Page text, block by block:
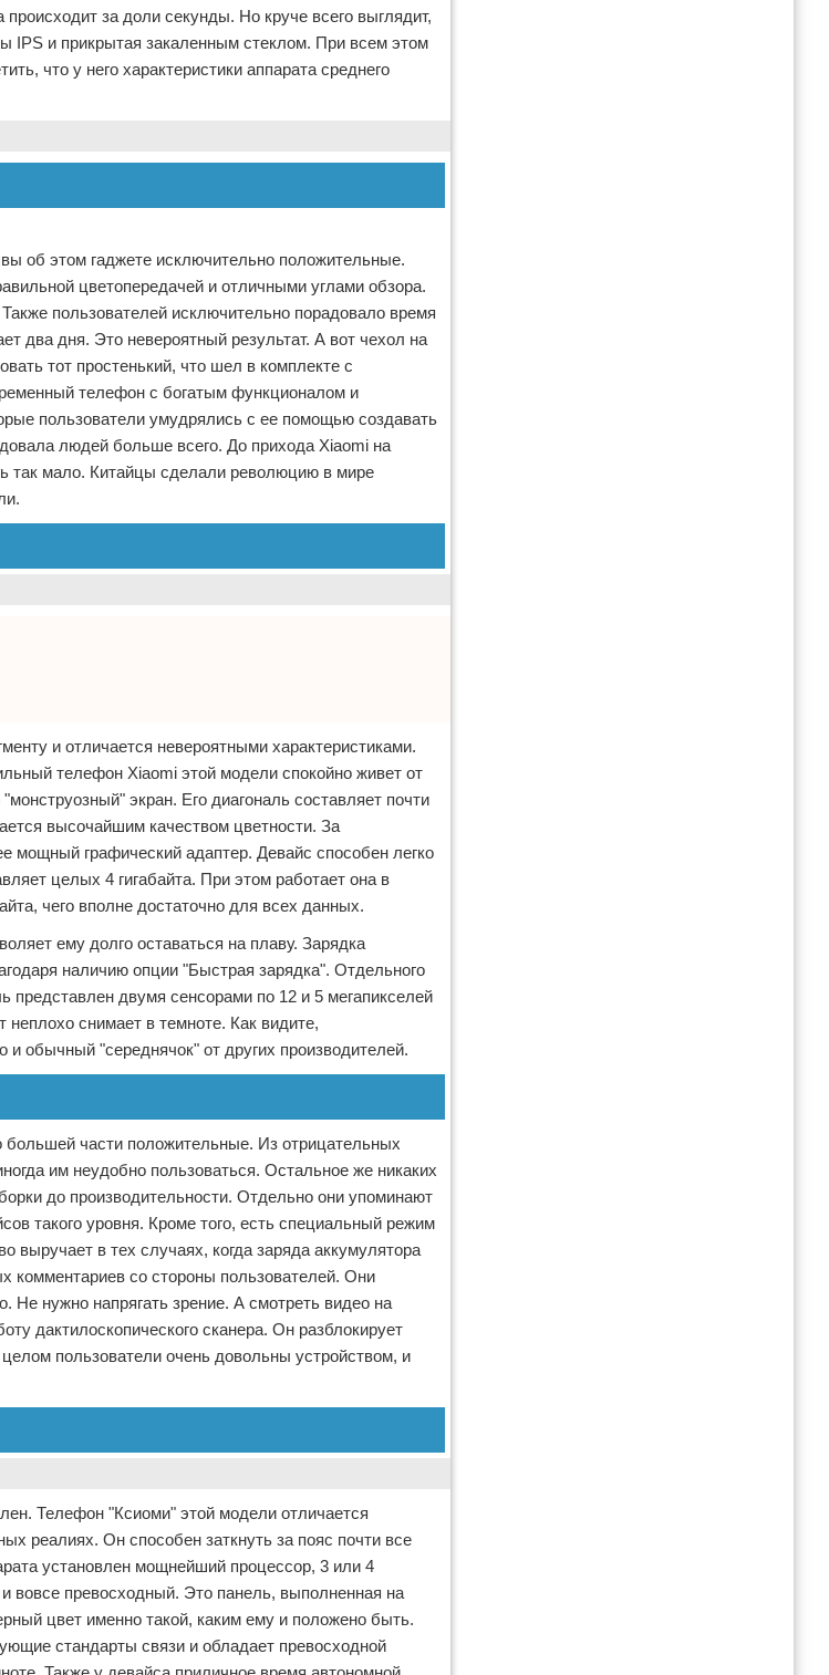
за доли секунды. Но круче всего выглядит,
IPS и прикрытая закаленным стеклом. При всем этом
что у него характеристики аппарата среднего
об этом гаджете исключительно положительные.
цветопередачей и отличными углами обзора.
пользователей исключительно порадовало время
два дня. Это невероятный результат. А вот чехол на
тот простенький, что шел в комплекте с
телефон с богатым функционалом и
пользователи умудрялись с ее помощью создавать
людей больше всего. До прихода Xiaomi на
так мало. Китайцы сделали революцию в мире
и отличается невероятными характеристиками.
телефон Xiaomi этой модели спокойно живет от
экран. Его диагональ составляет почти
высочайшим качеством цветности. За
мощный графический адаптер. Девайс способен легко
целых 4 гигабайта. При этом работает она в
чего вполне достаточно для всех данных.
ему долго оставаться на плаву. Зарядка
наличию опции "Быстрая зарядка". Отдельного
двумя сенсорами по 12 и 5 мегапикселей
снимает в темноте. Как видите,
обычный "середнячок" от других производителей.
части положительные. Из отрицательных
им неудобно пользоваться. Остальное же никаких
до производительности. Отдельно они упоминают
такого уровня. Кроме того, есть специальный режим
выручает в тех случаях, когда заряда аккумулятора
комментариев со стороны пользователей. Они
Не нужно напрягать зрение. А смотреть видео на
дактилоскопического сканера. Он разблокирует
пользователи очень довольны устройством, и
Телефон "Ксиоми" этой модели отличается
реалиях. Он способен заткнуть за пояс почти все
установлен мощнейший процессор, 3 или 4
и вовсе превосходный. Это панель, выполненная на
цвет именно такой, каким ему и положено быть.
стандарты связи и обладает превосходной